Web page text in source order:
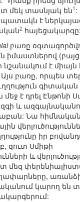
մեկ տասնյակ են1 :
է
2 հայեցակարգը:
բառը
իմաստներով (բայց
է միայն
բառը, որպես
գիտական
է դրել Էնթոնի
և
Նա
իր
զուտ Սմիթի
և
մեզ
կարող են